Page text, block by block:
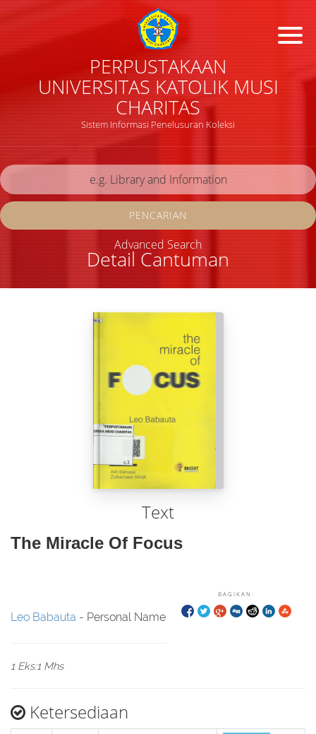
PERPUSTAKAAN
UNIVERSITAS KATOLIK MUSI
CHARITAS
Sistem Informasi Penelusuran Koleksi
Detail Cantuman
PENCARIAN
Advanced Search
Text
The Miracle Of Focus
BAGIKAN:
Leo Babauta - Personal Name
1 Eks:1 Mhs
Ketersediaan